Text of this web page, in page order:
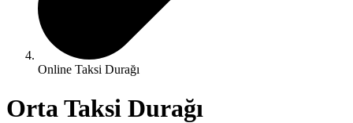
Online Taksi Durağı
Orta Taksi Durağı